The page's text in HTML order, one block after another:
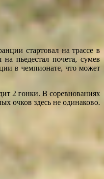
стартовал на трассе в
пьедестал почета, сумев
в чемпионате, что может
2 гонки. В соревнованиях
очков здесь не одинаково.